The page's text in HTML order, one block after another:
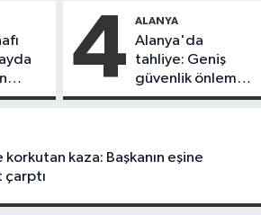
4 ALANYA
Alanya'da
tahliye: Geniş
güvenlik önlemi
alındı
kaza: Başkanın eşine